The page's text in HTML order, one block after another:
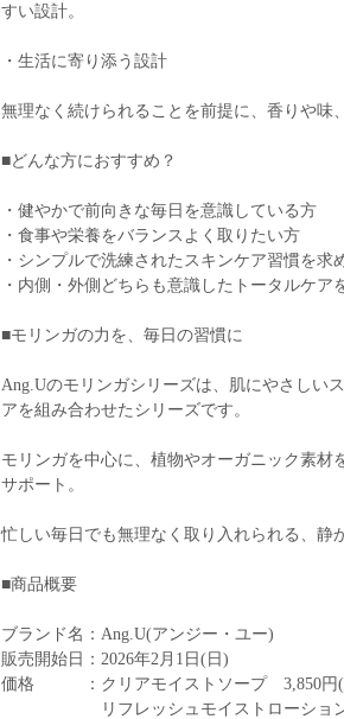
すい設計。
・生活に寄り添う設計
無理なく続けられることを前提に、香りや味
■どんな方におすすめ？
・健やかで前向きな毎日を意識している方
・食事や栄養をバランスよく取りたい方
・シンプルで洗練されたスキンケア習慣を求
・内側・外側どちらも意識したトータルケア
■モリンガの力を、毎日の習慣に
Ang.Uのモリンガシリーズは、肌にやさしい
アを組み合わせたシリーズです。
モリンガを中心に、植物やオーガニック素
サポート。
忙しい毎日でも無理なく取り入れられる、静
■商品概要
ブランド名：Ang.U(アンジー・ユー)
販売開始日：2026年2月1日(日)
価格 ：クリアモイストソープ 3,850円(
リフレッシュモイストローション